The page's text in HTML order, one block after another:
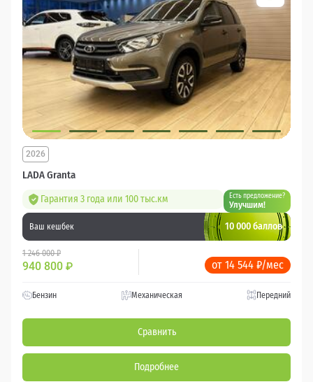
LADA Granta
2026
Гарантия 3 года или 100 тыс.км Есть предложение?
Улучшим!
Ваш кешбек 10 000 баллов
1 246 000 ₽
940 800 ₽ от 14 544 ₽/мес
Бензин Механическая Передний
Сравнить
Подробнее